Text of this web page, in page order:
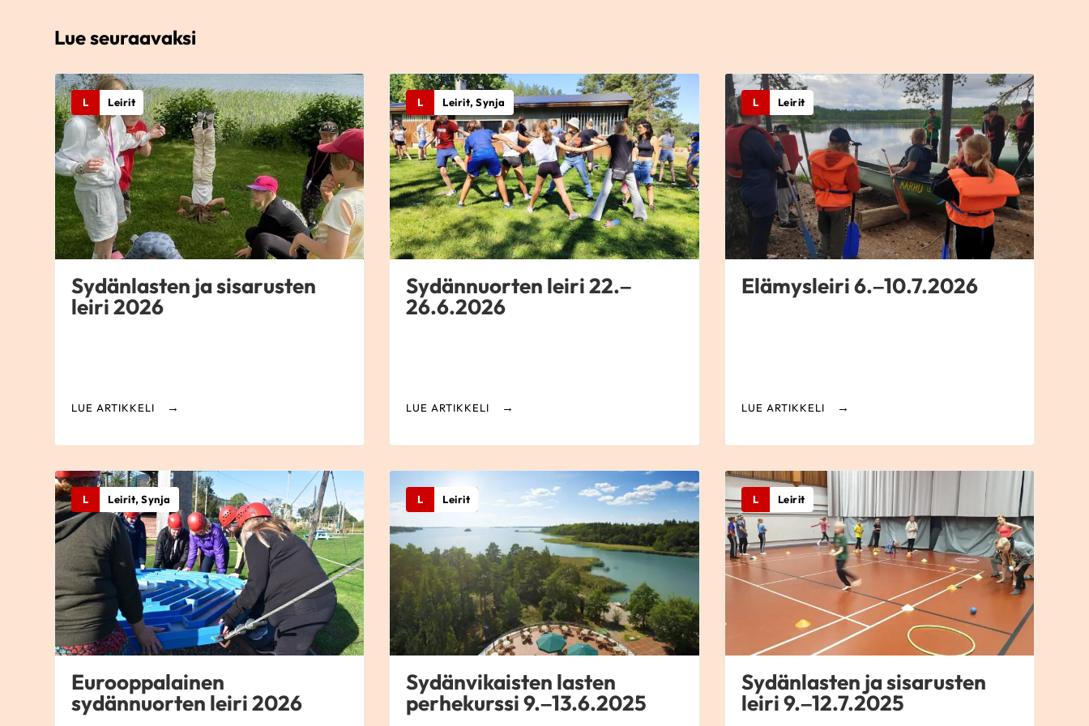
Lue seuraavaksi
L Leirit
Sydänlasten ja sisarusten
leiri 2026
LUE ARTIKKELI
L Leirit, Synja
Sydännuorten leiri 22.–
26.6.2026
LUE ARTIKKELI
L Leirit
Elämysleiri 6.–10.7.2026
LUE ARTIKKELI
L Leirit, Synja
Eurooppalainen
sydännuorten leiri 2026
L Leirit
Sydänvikaisten lasten
perhekurssi 9.–13.6.2025
L Leirit
Sydänlasten ja sisarusten
leiri 9.–12.7.2025